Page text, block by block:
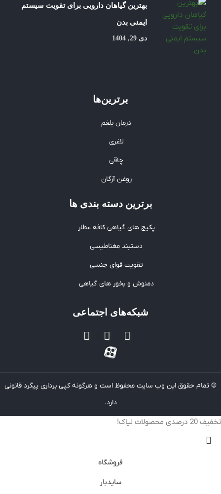
بهترین گیاهان دارویی برای تقویت سیستم
ایمنی بدن
دی 29, 1404
برترین‌ها
درمان بلغم
لاغری
چاقی
روغن آرگان
برترین‌ دسته بندی ها
پکیج های گیاهی کافه عطار
دستبند مغناطیسی
تقویت قوای جنسی
دمنوش و بخور های گیاهی
شبکه‌های اجتماعی
© تمام حقوق این وب سایت محفوظ است و هرگونه کپی برداری پیگرد قانونی
دارد.
تخفیف 20 درصدی محصولات نیاک!
فروشگاه
سایدبار